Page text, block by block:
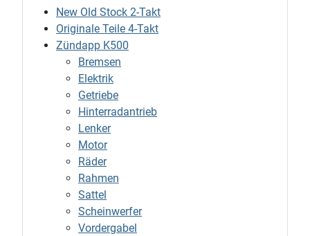
New Old Stock 2-Takt
Originale Teile 4-Takt
Zündapp K500
Bremsen
Elektrik
Getriebe
Hinterradantrieb
Lenker
Motor
Räder
Rahmen
Sattel
Scheinwerfer
Vordergabel